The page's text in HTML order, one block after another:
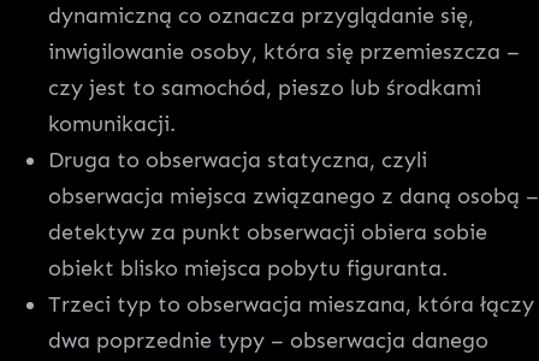
dynamiczną co oznacza przyglądanie się,
inwigilowanie osoby, która się przemieszcza –
czy jest to samochód, pieszo lub środkami
komunikacji.
Druga to obserwacja statyczna, czyli
obserwacja miejsca związanego z daną osobą –
detektyw za punkt obserwacji obiera sobie
obiekt blisko miejsca pobytu figuranta.
Trzeci typ to obserwacja mieszana, która łączy
dwa poprzednie typy – obserwacja danego